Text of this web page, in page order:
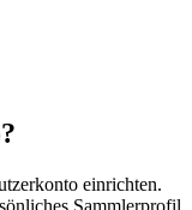
einrichten.
Sammlerprofil